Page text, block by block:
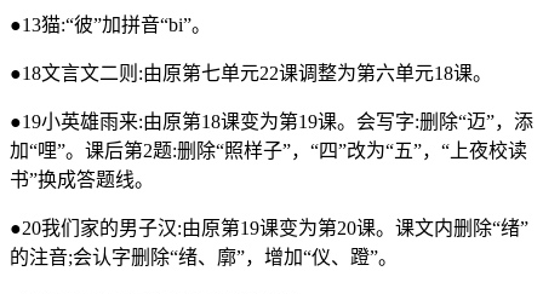
●13猫:“彼”加拼音“bi”。
●18文言文二则:由原第七单元22课调整为第六单元18课。
●19小英雄雨来:由原第18课变为第19课。会写字:删除“迈”，添
加“哩”。课后第2题:删除“照样子”，“四”改为“五”，“上夜校读
书”换成答题线。
●20我们家的男子汉:由原第19课变为第20课。课文内删除“绪”
的注音;会认字删除“绪、廓”，增加“仪、蹬”。